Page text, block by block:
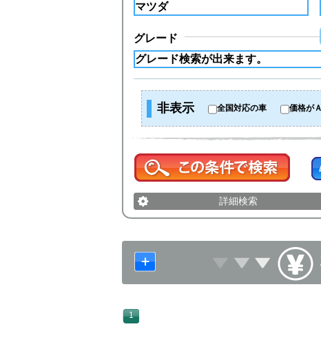
グレード
非表示 全国対応の車 価格が
詳細検索
1